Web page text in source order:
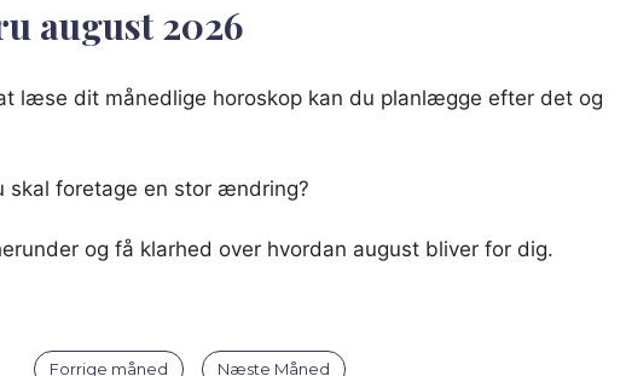
august 2026
læse dit månedlige horoskop kan du planlægge efter det og
skal foretage en stor ændring?
og få klarhed over hvordan august bliver for dig.
Forrige måned Næste Måned